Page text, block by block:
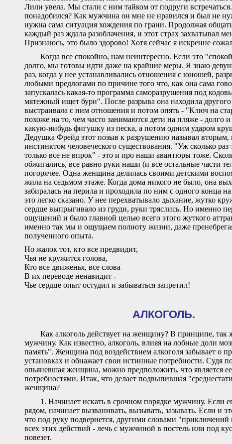
Лили увела. Мы стали с ним тайком от подруги
понадобился? Как мужчина он мне не нравился и был не
нужна сама ситуация хождения по грани. Продолжая
каждый раз ждала разоблачения, и этот страх захватывал
Признаюсь, это было здорово! Хотя сейчас я искренне
Когда все спокойно, нам неинтересно. Если это
долго, мы готовы идти даже на крайние меры. Я знаю
раз, когда у нее устанавливались отношения с юношей,
любыми предлогами по причине того что, как она сама
запускалась какая-то программа саморазрушения под
мятежный ищет бури". После разрыва она находила
выстраивала с ним отношения и потом опять - "Ключ на
похоже на то, чем часто занимаются дети на пляже - долго
какую-нибудь фигушку из песка, а потом одним ударом
Дедушка Фрейд этот позыв к разрушению называл вторым,
инстинктом человеческого существования. "Уж сколько раз
только все не впрок" - это и про наши авантюры тоже.
обжигались, все равно руки наши (и все остальные части
погорячее. Одна женщина делилась своими детскими
жила на седьмом этаже. Когда дома никого не было, она
забиралась на перила и проходила по ним с одного конца
это легко сказано. У нее перехватывало дыхание, жутко
сердце выпрыгивало из груди, руки тряслись. Но именно
ощущений и было главной целью всего этого жуткого
именно так мы и ощущаем полноту жизни, даже
полученного опыта.
Но жалок тот, кто все предвидит,
Чья не кружится голова,
Кто все движенья, все слова
В их переводе ненавидит -
Чье сердце опыт остудил и забываться запретил!
АЛКОГОЛЬ.
Как алкоголь действует на женщину? В принципе, так
мужчину. Как известно, алкоголь, влияя на лобные доли
память". Женщина под воздействием алкоголя забывает о
установках и обнажает свои истинные потребности. Судя
опьяневшая женщина, можно предположить, что является
потребностями. Итак, что делает подвыпившая
женщина?
1. Начинает искать в срочном порядке мужчину. Если
рядом, начинает вызванивать, вызывать, зазывать. Если и
что под руку подвернется, другими словами
всех этих действий - лечь с мужчиной в постель или под
повезет.